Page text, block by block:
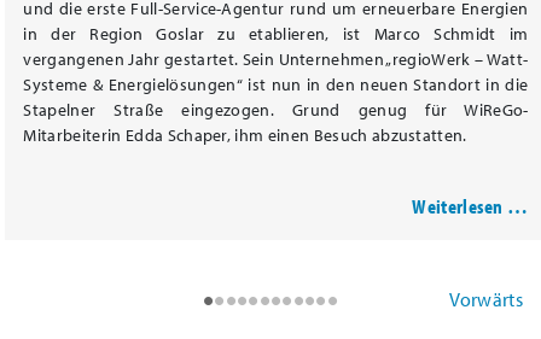
und die erste Full-Service-Agentur rund um erneuerbare Energien
in der Region Goslar zu etablieren, ist Marco Schmidt im
vergangenen Jahr gestartet. Sein Unternehmen „regioWerk – Watt-
Systeme & Energielösungen“ ist nun in den neuen Standort in die
Stapelner Straße eingezogen. Grund genug für WiReGo-
Mitarbeiterin Edda Schaper, ihm einen Besuch abzustatten.
Weiterlesen …
•••••••••••• Vorwärts